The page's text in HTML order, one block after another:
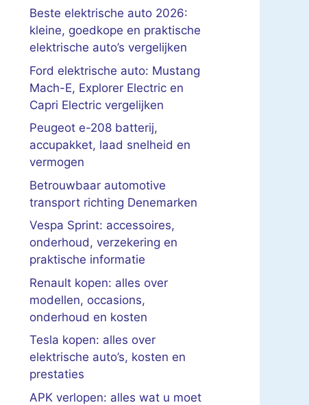
Beste elektrische auto 2026:
kleine, goedkope en praktische
elektrische auto’s vergelijken
Ford elektrische auto: Mustang
Mach-E, Explorer Electric en
Capri Electric vergelijken
Peugeot e-208 batterij,
accupakket, laad snelheid en
vermogen
Betrouwbaar automotive
transport richting Denemarken
Vespa Sprint: accessoires,
onderhoud, verzekering en
praktische informatie
Renault kopen: alles over
modellen, occasions,
onderhoud en kosten
Tesla kopen: alles over
elektrische auto’s, kosten en
prestaties
APK verlopen: alles wat u moet